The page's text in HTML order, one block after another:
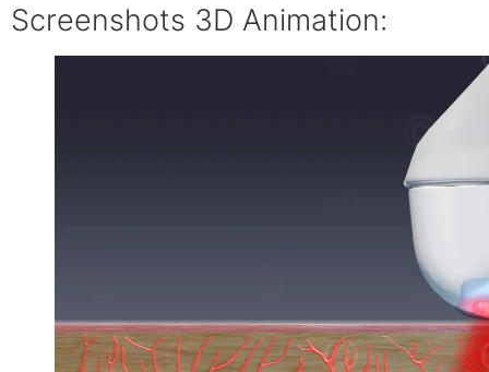
Screenshots 3D Animation: